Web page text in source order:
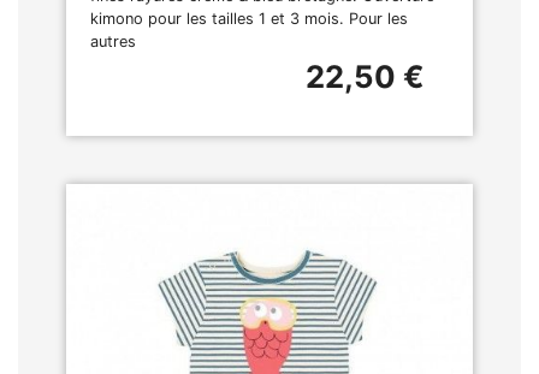
kimono pour les tailles 1 et 3 mois. Pour les
autres
22,50 €